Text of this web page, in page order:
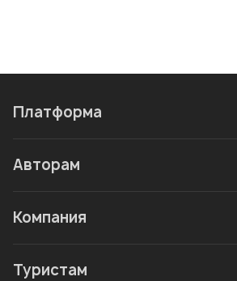
Платформа
Авторам
Компания
Туристам